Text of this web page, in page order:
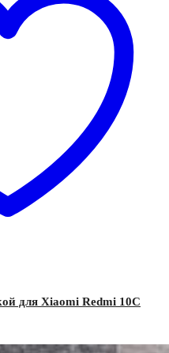
для Xiaomi Redmi 10C